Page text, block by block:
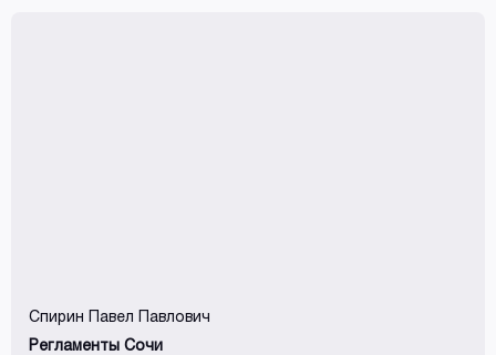
Спирин Павел Павлович
Регламенты Сочи